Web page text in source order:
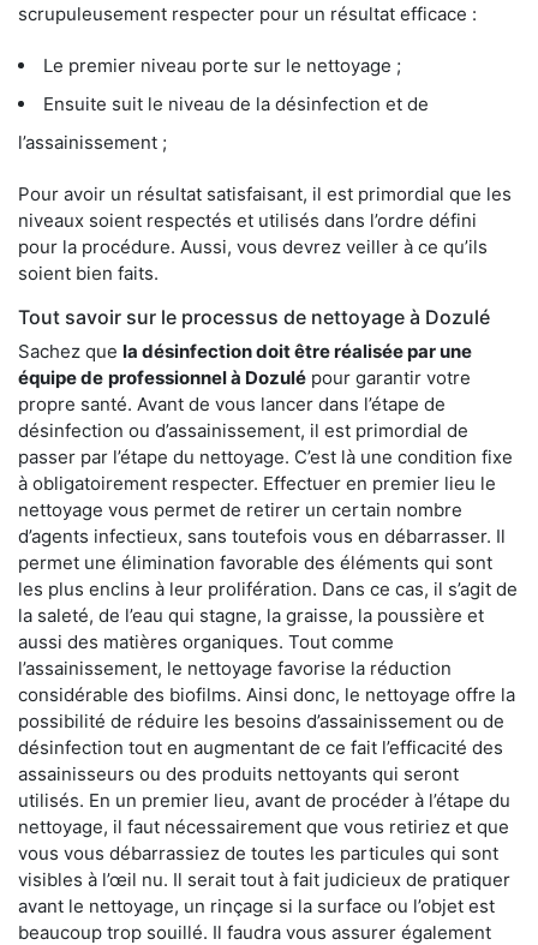
scrupuleusement respecter pour un résultat efficace :
Le premier niveau porte sur le nettoyage ;
Ensuite suit le niveau de la désinfection et de
l’assainissement ;
Pour avoir un résultat satisfaisant, il est primordial que les
niveaux soient respectés et utilisés dans l’ordre défini
pour la procédure. Aussi, vous devrez veiller à ce qu’ils
soient bien faits.
Tout savoir sur le processus de nettoyage à Dozulé
Sachez que la désinfection doit être réalisée par une
équipe de professionnel à Dozulé pour garantir votre
propre santé. Avant de vous lancer dans l’étape de
désinfection ou d’assainissement, il est primordial de
passer par l’étape du nettoyage. C’est là une condition fixe
à obligatoirement respecter. Effectuer en premier lieu le
nettoyage vous permet de retirer un certain nombre
d’agents infectieux, sans toutefois vous en débarrasser. Il
permet une élimination favorable des éléments qui sont
les plus enclins à leur prolifération. Dans ce cas, il s’agit de
la saleté, de l’eau qui stagne, la graisse, la poussière et
aussi des matières organiques. Tout comme
l’assainissement, le nettoyage favorise la réduction
considérable des biofilms. Ainsi donc, le nettoyage offre la
possibilité de réduire les besoins d’assainissement ou de
désinfection tout en augmentant de ce fait l’efficacité des
assainisseurs ou des produits nettoyants qui seront
utilisés. En un premier lieu, avant de procéder à l’étape du
nettoyage, il faut nécessairement que vous retiriez et que
vous vous débarrassiez de toutes les particules qui sont
visibles à l’œil nu. Il serait tout à fait judicieux de pratiquer
avant le nettoyage, un rinçage si la surface ou l’objet est
beaucoup trop souillé. Il faudra vous assurer également